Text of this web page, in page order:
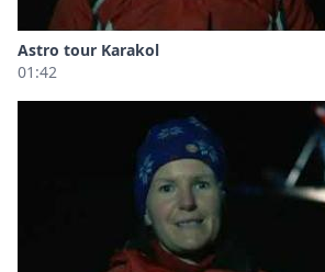
Astro tour Karakol
01:42